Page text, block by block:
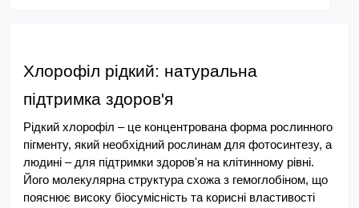
Хлорофіл рідкий: натуральна
підтримка здоров'я
Рідкий хлорофіл – це концентрована форма рослинного
пігменту, який необхідний рослинам для фотосинтезу, а
людині – для підтримки здоров'я на клітинному рівні.
Його молекулярна структура схожа з гемоглобіном, що
пояснює високу біосумісність та корисні властивості